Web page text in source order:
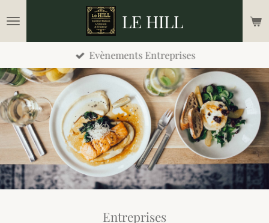
LE HILL
Evènements Entreprises
Entreprises